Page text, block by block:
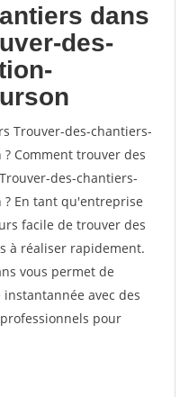
dans
des-
Trouver-des-chantiers-
Comment trouver des
des-chantiers-
En tant qu'entreprise
facile de trouver des
à réaliser rapidement.
vous permet de
avec des
pour